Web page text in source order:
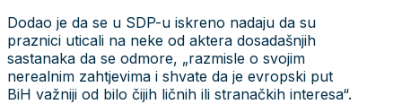
Dodao je da se u SDP-u iskreno nadaju da su
praznici uticali na neke od aktera dosadašnjih
sastanaka da se odmore, „razmisle o svojim
nerealnim zahtjevima i shvate da je evropski put
BiH važniji od bilo čijih ličnih ili stranačkih interesa“.